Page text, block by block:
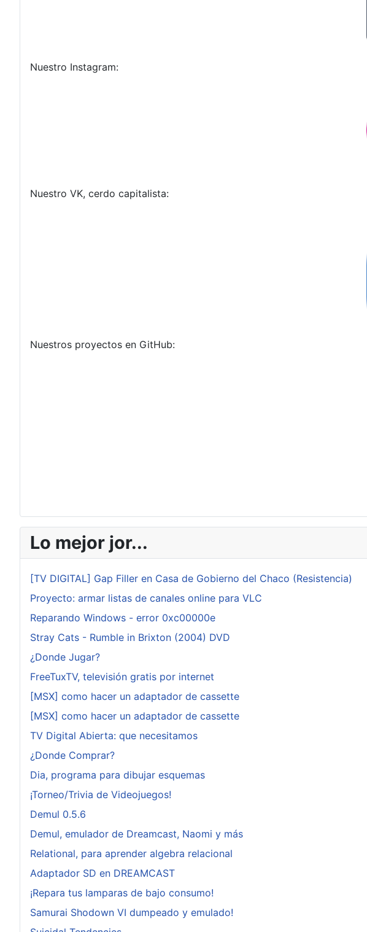
Nuestro Instagram:
Nuestro VK, cerdo capitalista:
Nuestros proyectos en GitHub:
Lo mejor jor...
[TV DIGITAL] Gap Filler en Casa de Gobierno del Chaco (Resistencia)
Proyecto: armar listas de canales online para VLC
Reparando Windows - error 0xc00000e
Stray Cats - Rumble in Brixton (2004) DVD
¿Donde Jugar?
FreeTuxTV, televisión gratis por internet
[MSX] como hacer un adaptador de cassette
[MSX] como hacer un adaptador de cassette
TV Digital Abierta: que necesitamos
¿Donde Comprar?
Dia, programa para dibujar esquemas
¡Torneo/Trivia de Videojuegos!
Demul 0.5.6
Demul, emulador de Dreamcast, Naomi y más
Relational, para aprender algebra relacional
Adaptador SD en DREAMCAST
¡Repara tus lamparas de bajo consumo!
Samurai Shodown VI dumpeado y emulado!